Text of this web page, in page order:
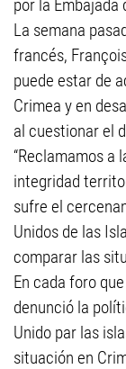
por la Embajada
La semana
francés,
puede estar de
Crimea y en
al cuestionar el
“Reclamamos a
integridad
sufre el
Unidos de las
comparar las
En cada foro
denunció la
Unido par las
situación en